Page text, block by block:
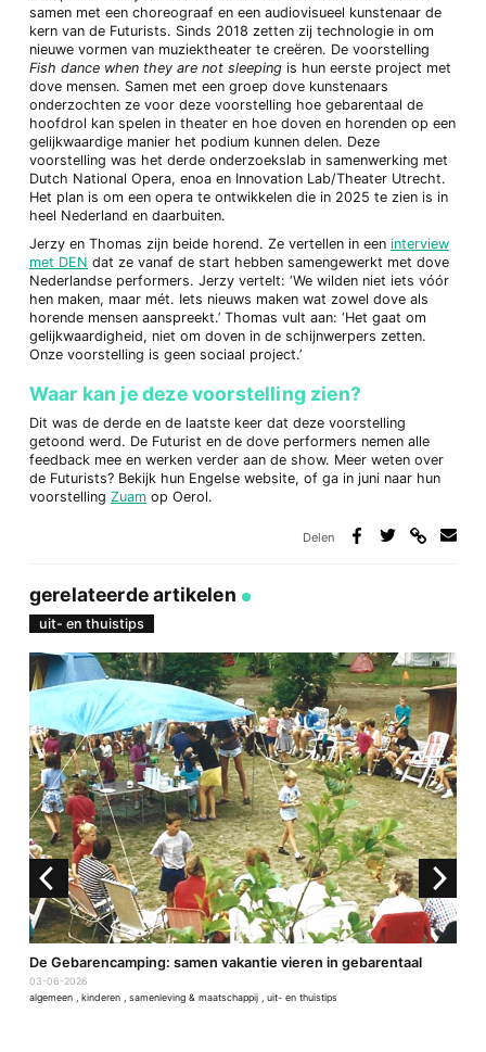
samen met een choreograaf en een audiovisueel kunstenaar de
kern van de Futurists. Sinds 2018 zetten zij technologie in om
nieuwe vormen van muziektheater te creëren. De voorstelling
Fish dance when they are not sleepingis hun eerste project met
dove mensen. Samen met een groep dove kunstenaars
onderzochten ze voor deze voorstelling hoe gebarentaal de
hoofdrol kan spelen in theater en hoe doven en horenden op een
gelijkwaardige manier het podium kunnen delen. Deze
voorstelling was het derde onderzoekslab in samenwerking met
Dutch National Opera, enoa en Innovation Lab/Theater Utrecht.
Het plan is om een opera te ontwikkelen die in 2025 te zien is in
heel Nederland en daarbuiten.
Jerzy en Thomas zijn beide horend. Ze vertellen in een interview
met DEN dat ze vanaf de start hebben samengewerkt met dove
Nederlandse performers. Jerzy vertelt: ‘We wilden niet iets vóór
hen maken, maar mét. Iets nieuws maken wat zowel dove als
horende mensen aanspreekt.’ Thomas vult aan: ‘Het gaat om
gelijkwaardigheid, niet om doven in de schijnwerpers zetten.
Onze voorstelling is geen sociaal project.’
Waar kan je deze voorstelling zien?
Dit was de derde en de laatste keer dat deze voorstelling
getoond werd. De Futurist en de dove performers nemen alle
feedback mee en werken verder aan de show. Meer weten over
de Futurists? Bekijk hun Engelse website, of ga in juni naar hun
voorstelling Zuam op Oerol.
Delen
gerelateerde artikelen
uit- en thuistips
De Gebarencamping: samen vakantie vieren in gebarentaal
03-06-2026
algemeen
kinderen samenleving & maatschappij uit- en thuistips